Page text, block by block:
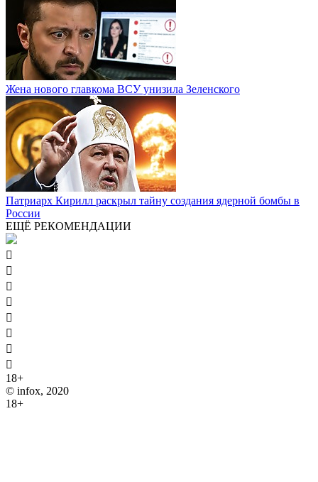
Жена нового главкома ВСУ унизила Зеленского
Патриарх Кирилл раскрыл тайну создания ядерной бомбы в
России
ЕЩЁ РЕКОМЕНДАЦИИ








18+
© infox, 2020
18+